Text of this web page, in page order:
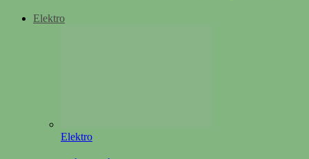
Elektro
Elektro